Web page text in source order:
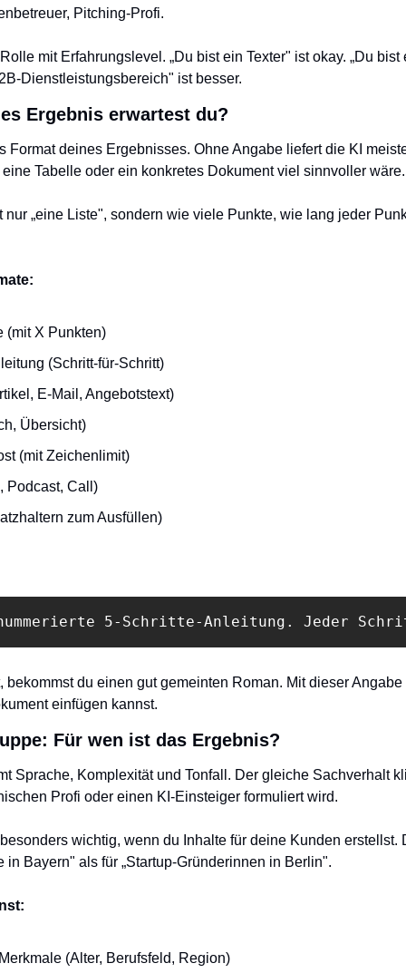
Pitching-Profi.
mit Erfahrungslevel. „Du bist ein Texter" ist okay. „Du bist
Dienstleistungsbereich" ist besser.
Ergebnis erwartest du?
Format deines Ergebnisses. Ohne Angabe liefert die KI
Tabelle oder ein konkretes Dokument viel sinnvoller wäre.
„eine Liste", sondern wie viele Punkte, wie lang jeder
(mit X Punkten)
(Schritt-für-Schritt)
E-Mail, Angebotstext)
Übersicht)
(mit Zeichenlimit)
Podcast, Call)
zum Ausfüllen)
5-Schritte-Anleitung. Jeder
bekommst du einen gut gemeinten Roman. Mit dieser
einfügen kannst.
Für wen ist das Ergebnis?
Sprache, Komplexität und Tonfall. Der gleiche Sachverhalt
Profi oder einen KI-Einsteiger formuliert wird.
wichtig, wenn du Inhalte für deine Kunden erstellst.
in Bayern" als für „Startup-Gründerinnen in Berlin".
(Alter, Berufsfeld, Region)